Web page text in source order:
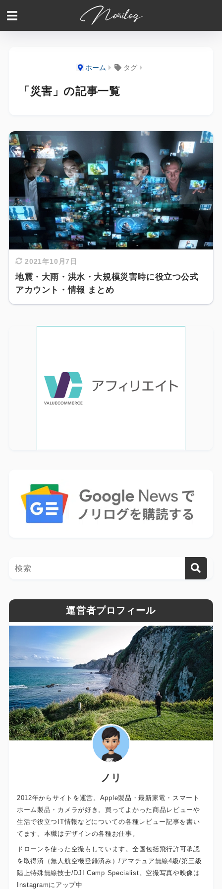
ホーム タグ
「災害」の記事一覧
2021年10月7日
地震・大雨・洪水・大規模災害時に役立つ公式
アカウント・情報 まとめ
運営者プロフィール
ノリ
2012年からサイトを運営。Apple製品・最新家電・スマート
ホーム製品・カメラが好き。買ってよかった商品レビューや
生活で役立つIT情報などについての各種レビュー記事を書い
てます。本職はデザインの各種お仕事。
ドローンを使った空撮もしています。全国包括飛行許可承認
を取得済（無人航空機登録済み）/アマチュア無線4級/第三級
陸上特殊無線技士/DJI Camp Specialist。空撮写真や映像は
Instagramにアップ中